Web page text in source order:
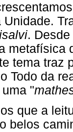
Unidade.
.
metafísica
tema traz
Todo da
"
que a
belos